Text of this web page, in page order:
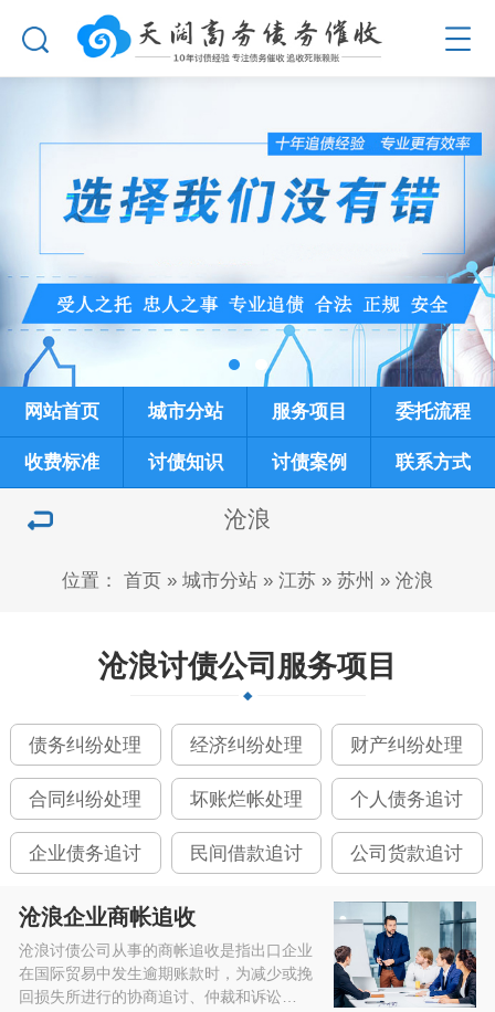
网站首页 城市分站 服务项目 委托流程
收费标准 讨债知识 讨债案例 联系方式
沧浪
位置： 首页 » 城市分站 » 江苏 » 苏州 » 沧浪
沧浪讨债公司服务项目
债务纠纷处理 经济纠纷处理 财产纠纷处理
合同纠纷处理 坏账烂帐处理 个人债务追讨
企业债务追讨 民间借款追讨 公司货款追讨
沧浪企业商帐追收
沧浪讨债公司从事的商帐追收是指出口企业
在国际贸易中发生逾期账款时，为减少或挽
回损失所进行的协商追讨、仲裁和诉讼…